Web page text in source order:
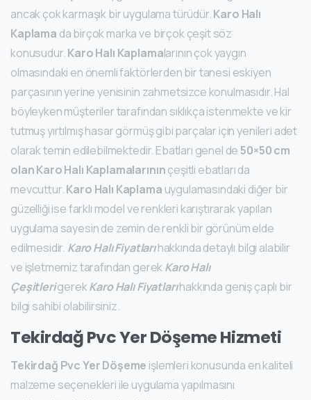
ancak çok karmaşık bir uygulama türüdür.Karo Halı
Kaplama da birçok marka ve birçok çeşit söz
konusudur.Karo Halı Kaplamalarının çok yaygın
olmasındaki en önemli faktörlerden bir tanesi eskiyen
parçasının yerine yenisinin zahmetsizce konulmasıdır. Hal
böyleyken müşteriler tarafından sıklıkça istenmekte ve kir
tutmuş yırtılmış hasar görmüş gibi parçalar için yenileri adet
olarak temin edilebilmektedir. Ebatları genel de50×50 cm
olan Karo Halı Kaplamalarınınçeşitli ebatları da
mevcuttur.Karo Halı Kaplama uygulamasındaki diğer bir
güzelliği ise farklı model ve renkleri karıştırarak yapılan
uygulama sayesin de zemin de renkli bir görünüm elde
edilmesidir. Karo Halı Fiyatlarıhakkında detaylı bilgi alabilir
ve işletmemiz tarafından gerekKaro Halı
ÇeşitlerigerekKaro Halı Fiyatlarıhakkında geniş çaplı bir
bilgi sahibi olabilirsiniz.
Tekirdağ Pvc Yer Döşeme Hizmeti
Tekirdağ Pvc Yer Döşeme işlemleri konusunda en kaliteli
malzeme seçenekleri ile uygulama yapılmasını